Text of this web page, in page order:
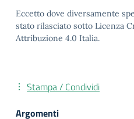
Eccetto dove diversamente
stato rilasciato sotto Licenza
Attribuzione 4.0 Italia.
Stampa / Condividi
Argomenti